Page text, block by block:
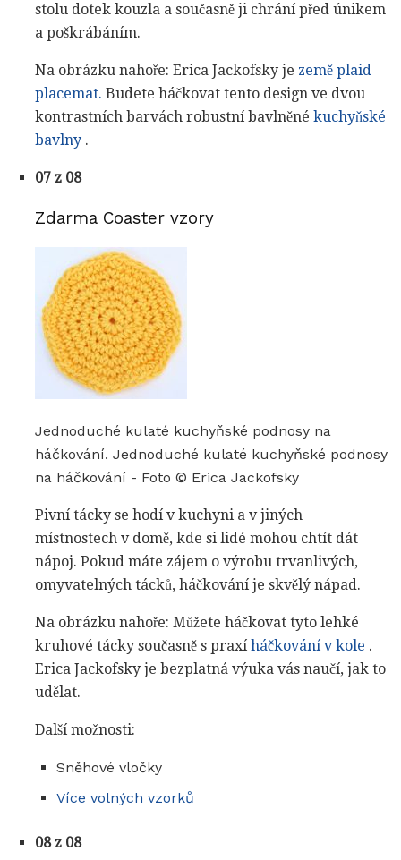
stolu dotek kouzla a současně ji chrání před únikem
a poškrábáním.
Na obrázku nahoře: Erica Jackofsky je země plaid
placemat. Budete háčkovat tento design ve dvou
kontrastních barvách robustní bavlněné kuchyňské
bavlny .
07 z 08
Zdarma Coaster vzory
Jednoduché kulaté kuchyňské podnosy na
háčkování. Jednoduché kulaté kuchyňské podnosy
na háčkování - Foto © Erica Jackofsky
Pivní tácky se hodí v kuchyni a v jiných
místnostech v domě, kde si lidé mohou chtít dát
nápoj. Pokud máte zájem o výrobu trvanlivých,
omyvatelných tácků, háčkování je skvělý nápad.
Na obrázku nahoře: Můžete háčkovat tyto lehké
kruhové tácky současně s praxí háčkování v kole .
Erica Jackofsky je bezplatná výuka vás naučí, jak to
udělat.
Další možnosti:
Sněhové vločky
Více volných vzorků
08 z 08